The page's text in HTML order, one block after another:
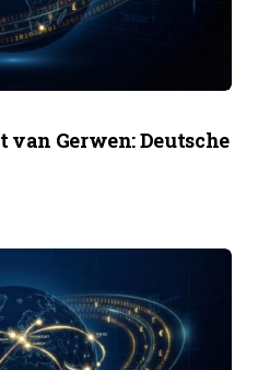
Gerwen: Deutsche